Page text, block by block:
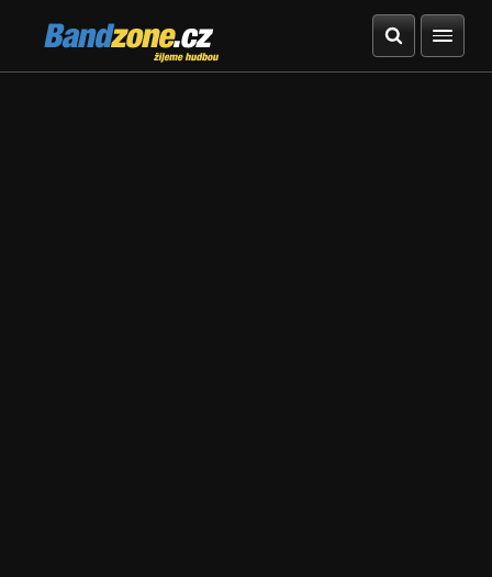
Bandzone.cz
žijeme hudbou